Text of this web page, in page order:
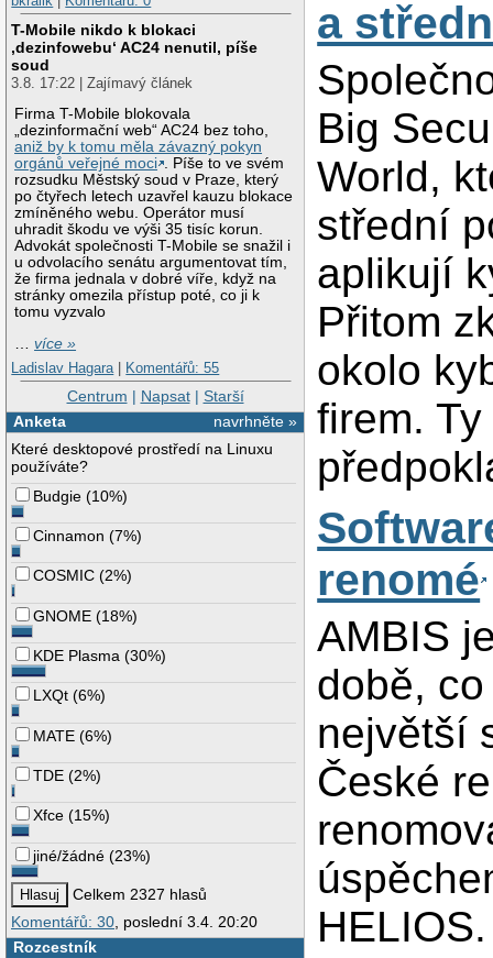
T-Mobile nikdo k blokaci
‚dezinfowebu‘ AC24 nenutil, píše
soud
3.8. 17:22 | Zajímavý článek
Firma T-Mobile blokovala
„dezinformační web“ AC24 bez toho,
aniž by k tomu měla závazný pokyn
orgánů veřejné moci . Píše to ve svém
rozsudku Městský soud v Praze, který
po čtyřech letech uzavřel kauzu blokace
zmíněného webu. Operátor musí
uhradit škodu ve výši 35 tisíc korun.
Advokát společnosti T-Mobile se snažil i
u odvolacího senátu argumentovat tím,
že firma jednala v dobré víře, když na
stránky omezila přístup poté, co ji k
tomu vyzvalo
…více »
Ladislav Hagara | Komentářů: 55
Centrum | Napsat| Starší
navrhněte »
Anketa
Které desktopové prostředí na Linuxu
používáte?
Budgie (10%)
Cinnamon (7%)
COSMIC (2%)
GNOME (18%)
KDE Plasma (30%)
LXQt (6%)
MATE (6%)
TDE (2%)
Xfce (15%)
jiné/žádné (23%)
Celkem 2327 hlasů
Komentářů: 30, poslední 3.4. 20:20
Rozcestník
a
Big
World,
střední
aplikují
Přitom
okolo
firem.
renomé
AMBIS
době,
největší
České
HELIOS.